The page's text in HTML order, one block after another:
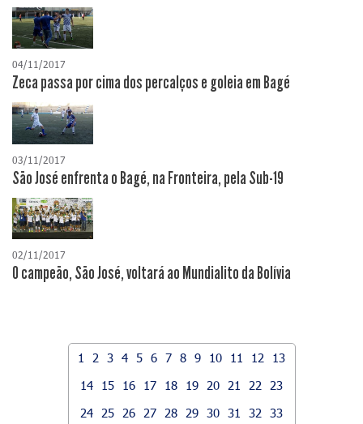
04/11/2017
Zeca passa por cima dos percalços e goleia em Bagé
03/11/2017
São José enfrenta o Bagé, na Fronteira, pela Sub-19
02/11/2017
O campeão, São José, voltará ao Mundialito da Bolívia
1 2 3 4 5 6 7 8 9 10 11 12
13
14
15 16 17 18 19 20 21 22
23
24
25 26 27 28 29 30 31 32
33